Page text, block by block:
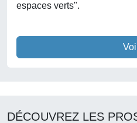
espaces verts".
DÉCOUVREZ LES